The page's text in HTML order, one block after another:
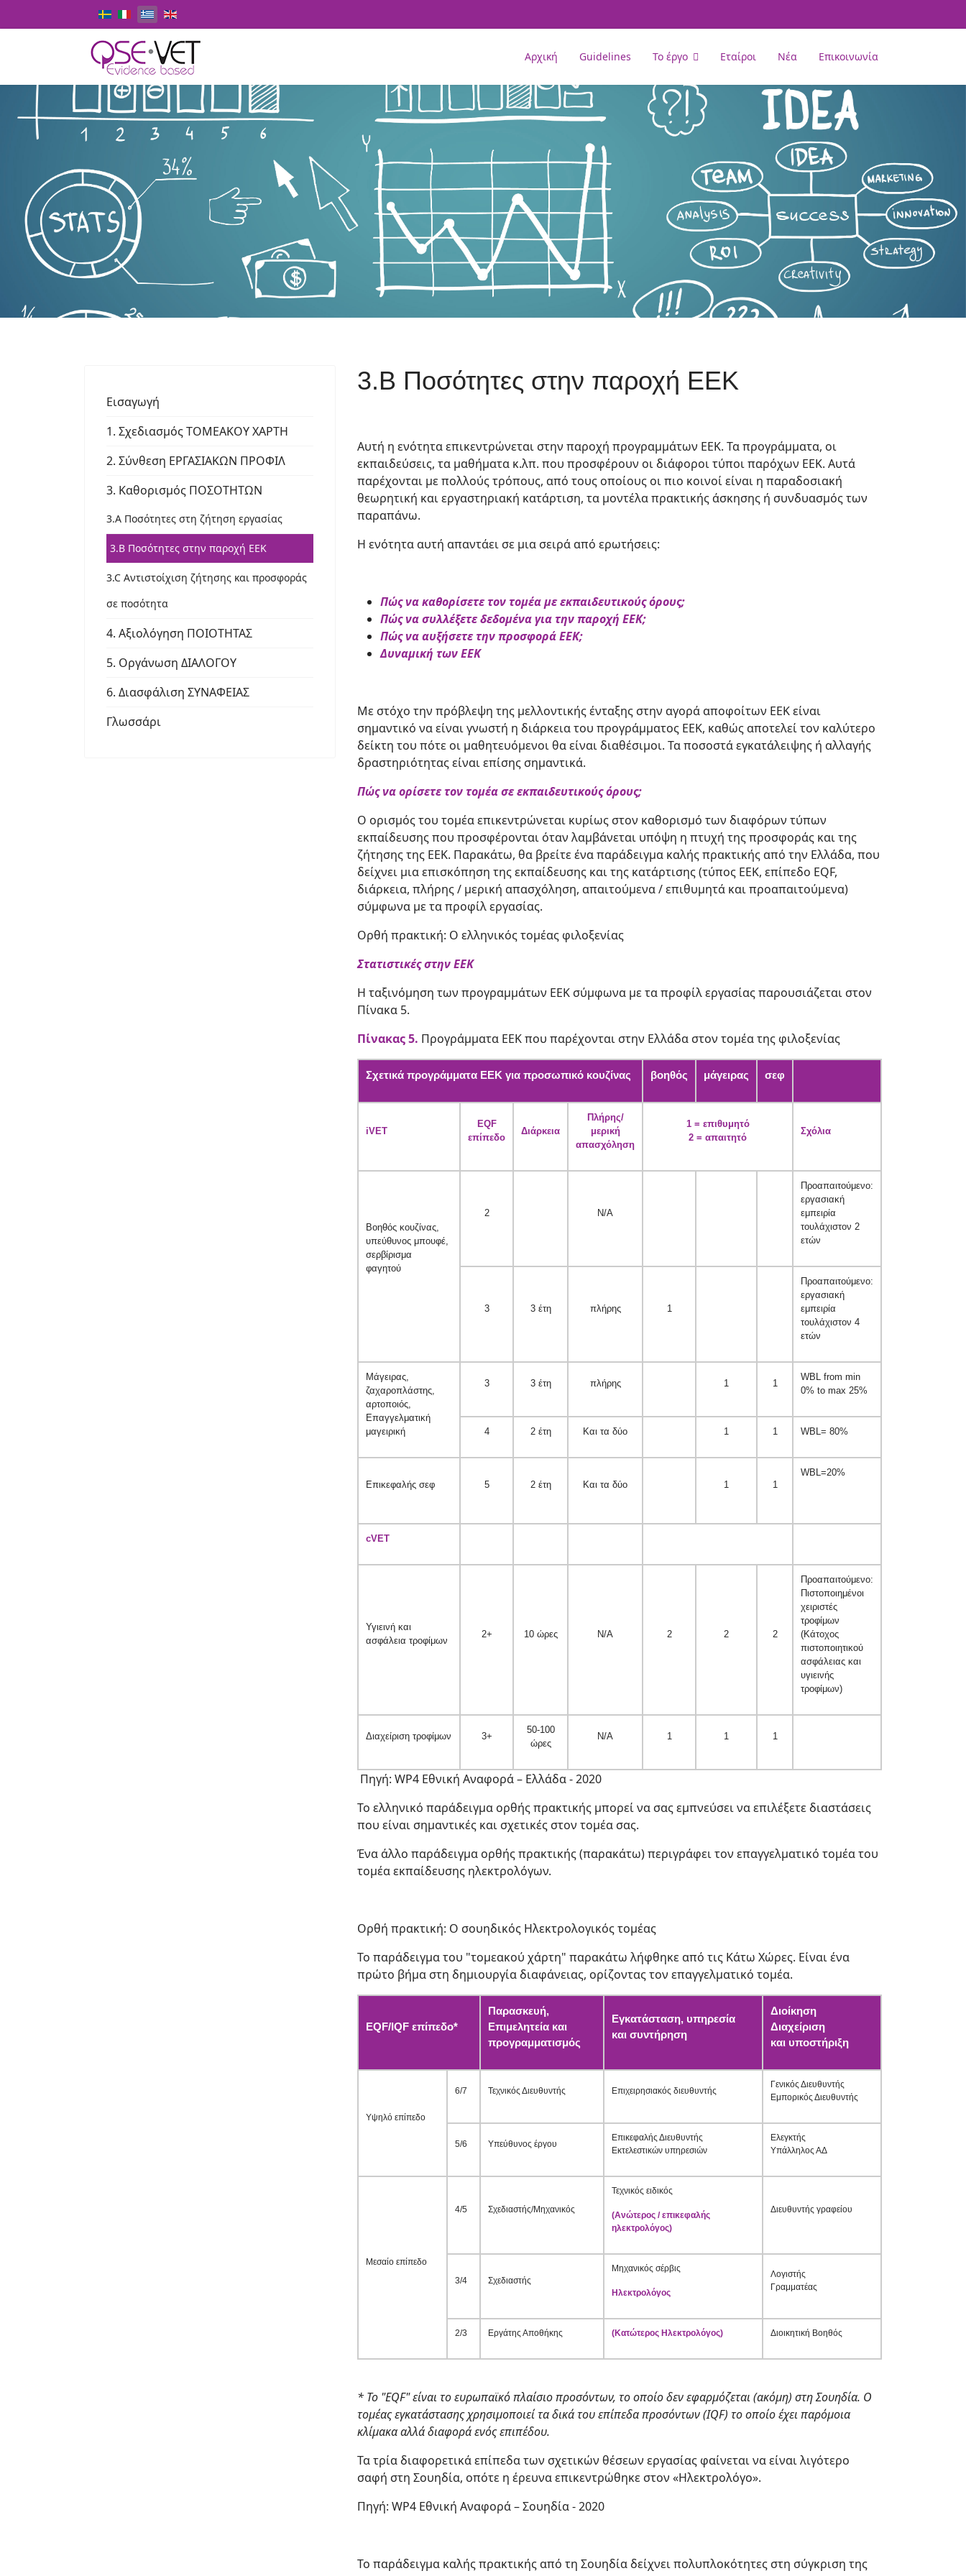
Επιλέξτε τη γλώσσα σας
Αρχική Guidelines Το έργο Εταίροι Νέα Επικοινωνία
Εισαγωγή
1. Σχεδιασμός ΤΟΜΕΑΚΟΥ ΧΑΡΤΗ
2. Σύνθεση ΕΡΓΑΣΙΑΚΩΝ ΠΡΟΦΙΛ
3. Καθορισμός ΠΟΣΟΤΗΤΩΝ
3.A Ποσότητες στη ζήτηση εργασίας
3.B Ποσότητες στην παροχή ΕΕΚ
3.C Αντιστοίχιση ζήτησης και προσφοράς
σε ποσότητα
4. Αξιολόγηση ΠΟΙΟΤΗΤΑΣ
5. Οργάνωση ΔΙΑΛΟΓΟΥ
6. Διασφάλιση ΣΥΝΑΦΕΙΑΣ
Γλωσσάρι
3.B Ποσότητες στην παροχή ΕΕΚ
Αυτή η ενότητα επικεντρώνεται στην παροχή προγραμμάτων ΕΕΚ. Τα προγράμματα, οι
εκπαιδεύσεις, τα μαθήματα κ.λπ. που προσφέρουν οι διάφοροι τύποι παρόχων ΕΕΚ. Αυτά
παρέχονται με πολλούς τρόπους, από τους οποίους οι πιο κοινοί είναι η παραδοσιακή
θεωρητική και εργαστηριακή κατάρτιση, τα μοντέλα πρακτικής άσκησης ή συνδυασμός των
παραπάνω.
Η ενότητα αυτή απαντάει σε μια σειρά από ερωτήσεις:
Πώς να καθορίσετε τον τομέα με εκπαιδευτικούς όρους;
Πώς να συλλέξετε δεδομένα για την παροχή ΕΕΚ;
Πώς να αυξήσετε την προσφορά ΕΕΚ;
Δυναμική των ΕΕΚ
Με στόχο την πρόβλεψη της μελλοντικής ένταξης στην αγορά αποφοίτων ΕΕΚ είναι
σημαντικό να είναι γνωστή η διάρκεια του προγράμματος ΕΕΚ, καθώς αποτελεί τον καλύτερο
δείκτη του πότε οι μαθητευόμενοι θα είναι διαθέσιμοι. Τα ποσοστά εγκατάλειψης ή αλλαγής
δραστηριότητας είναι επίσης σημαντικά.
Πώς να ορίσετε τον τομέα σε εκπαιδευτικούς όρους;
Ο ορισμός του τομέα επικεντρώνεται κυρίως στον καθορισμό των διαφόρων τύπων
εκπαίδευσης που προσφέρονται όταν λαμβάνεται υπόψη η πτυχή της προσφοράς και της
ζήτησης της ΕΕΚ. Παρακάτω, θα βρείτε ένα παράδειγμα καλής πρακτικής από την Ελλάδα, που
δείχνει μια επισκόπηση της εκπαίδευσης και της κατάρτισης (τύπος ΕΕΚ, επίπεδο EQF,
διάρκεια, πλήρης / μερική απασχόληση, απαιτούμενα / επιθυμητά και προαπαιτούμενα)
σύμφωνα με τα προφίλ εργασίας.
Ορθή πρακτική: Ο ελληνικός τομέας φιλοξενίας
Στατιστικές στην ΕΕΚ
Η ταξινόμηση των προγραμμάτων ΕΕΚ σύμφωνα με τα προφίλ εργασίας παρουσιάζεται στον
Πίνακα 5.
Πίνακας 5. Προγράμματα ΕΕΚ που παρέχονται στην Ελλάδα στον τομέα της φιλοξενίας
Σχετικά προγράμματα ΕΕΚ για προσωπικό κουζίνας βοηθός μάγειρας σεφ
iVET
EQF
επίπεδο
Διάρκεια
Πλήρης/
μερική
απασχόληση
1 = επιθυμητό
2 = απαιτητό
Σχόλια
Βοηθός κουζίνας,
υπεύθυνος μπουφέ,
σερβίρισμα
φαγητού
2 N/A
Προαπαιτούμενο:
εργασιακή
εμπειρία
τουλάχιστον 2
ετών
3 3 έτη πλήρης 1
Προαπαιτούμενο:
εργασιακή
εμπειρία
τουλάχιστον 4
ετών
Μάγειρας,
ζαχαροπλάστης,
αρτοποιός,
Επαγγελματική
μαγειρική
3 3 έτη πλήρης 1 1
WBL from min
0% to max 25%
4 2 έτη Και τα δύο 1 1 WBL= 80%
Επικεφαλής σεφ 5 2 έτη Και τα δύο 1 1
WBL=20%
cVET
Υγιεινή και
ασφάλεια τροφίμων
2+ 10 ώρες N/A 2 2 2
Προαπαιτούμενο:
Πιστοποιημένοι
χειριστές
τροφίμων
(Κάτοχος
πιστοποιητικού
ασφάλειας και
υγιεινής
τροφίμων)
Διαχείριση τροφίμων 3+
50-100
ώρες
N/A 1 1 1
Πηγή: WP4 Εθνική Αναφορά – Ελλάδα - 2020
Το ελληνικό παράδειγμα ορθής πρακτικής μπορεί να σας εμπνεύσει να επιλέξετε διαστάσεις
που είναι σημαντικές και σχετικές στον τομέα σας.
Ένα άλλο παράδειγμα ορθής πρακτικής (παρακάτω) περιγράφει τον επαγγελματικό τομέα του
τομέα εκπαίδευσης ηλεκτρολόγων.
Ορθή πρακτική: Ο σουηδικός Ηλεκτρολογικός τομέας
Το παράδειγμα του "τομεακού χάρτη" παρακάτω λήφθηκε από τις Κάτω Χώρες. Είναι ένα
πρώτο βήμα στη δημιουργία διαφάνειας, ορίζοντας τον επαγγελματικό τομέα.
EQF/IQF επίπεδο*
Παρασκευή,
Επιμελητεία και
προγραμματισμός
Εγκατάσταση, υπηρεσία
και συντήρηση
Διοίκηση
Διαχείριση
και υποστήριξη
Υψηλό επίπεδο
6/7 Τεχνικός Διευθυντής Επιχειρησιακός διευθυντής
Γενικός Διευθυντής
Εμπορικός Διευθυντής
5/6 Υπεύθυνος έργου
Επικεφαλής Διευθυντής
Εκτελεστικών υπηρεσιών
Ελεγκτής
Υπάλληλος ΑΔ
Μεσαίο επίπεδο
4/5 Σχεδιαστής/Μηχανικός
Τεχνικός ειδικός
(Ανώτερος / επικεφαλής
ηλεκτρολόγος)
Διευθυντής γραφείου
3/4 Σχεδιαστής
Μηχανικός σέρβις
Ηλεκτρολόγος
Λογιστής
Γραμματέας
2/3 Εργάτης Αποθήκης (Κατώτερος Ηλεκτρολόγος) Διοικητική Βοηθός
* Το "EQF" είναι το ευρωπαϊκό πλαίσιο προσόντων, το οποίο δεν εφαρμόζεται (ακόμη) στη Σουηδία. Ο
τομέας εγκατάστασης χρησιμοποιεί τα δικά του επίπεδα προσόντων (IQF) το οποίο έχει παρόμοια
κλίμακα αλλά διαφορά ενός επιπέδου.
Τα τρία διαφορετικά επίπεδα των σχετικών θέσεων εργασίας φαίνεται να είναι λιγότερο
σαφή στη Σουηδία, οπότε η έρευνα επικεντρώθηκε στον «Ηλεκτρολόγο».
Πηγή: WP4 Εθνική Αναφορά – Σουηδία - 2020
Το παράδειγμα καλής πρακτικής από τη Σουηδία δείχνει πολυπλοκότητες στη σύγκριση της